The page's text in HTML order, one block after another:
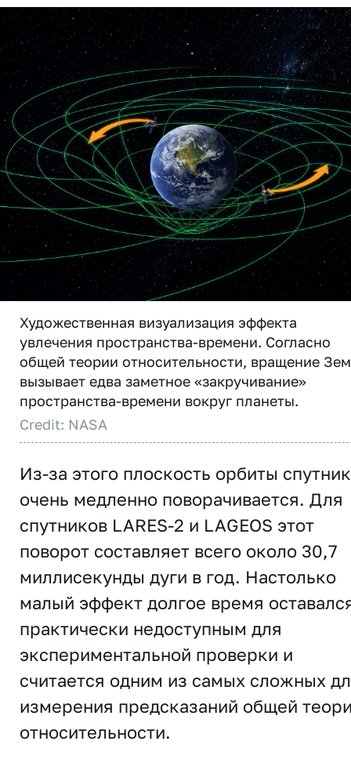
Художественная визуализация эффекта
увлечения пространства-времени. Согласно
общей теории относительности, вращение
вызывает едва заметное «закручивание»
пространства-времени вокруг планеты.
Credit: NASA
Из-за этого плоскость орбиты
очень медленно поворачивается. Для
спутников LARES-2 и LAGEOS этот
поворот составляет всего около 30,7
миллисекунды дуги в год. Настолько
малый эффект долгое время
практически недоступным для
экспериментальной проверки и
считается одним из самых сложных
измерения предсказаний общей
относительности.